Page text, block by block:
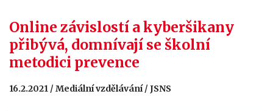
Online závislostí a kyberšikany
přibývá, domnívají se školní
metodici prevence
16.2.2021 / Mediální vzdělávání / JSNS